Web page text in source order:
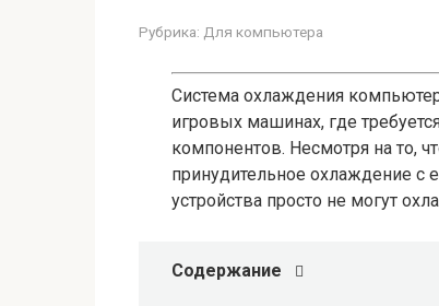
Рубрика: Для компьютера
Система охлаждения
игровых машинах, где
компонентов. Несмотря на то,
принудительное охлаждение с
устройства просто не могут
Содержание